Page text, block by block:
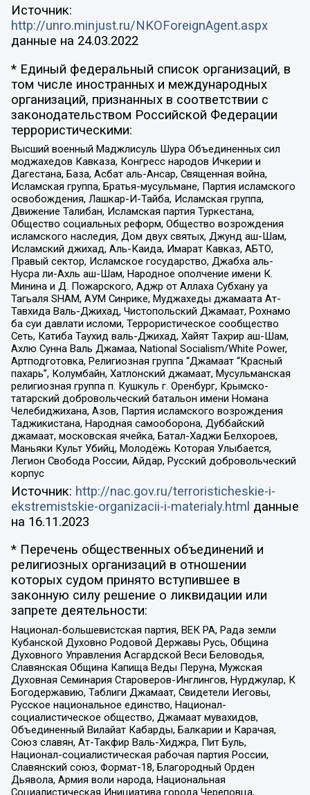
Источник:
http://unro.minjust.ru/NKOForeignAgent.aspx
данные на 24.03.2022
* Единый федеральный список организаций, в
том числе иностранных и международных
организаций, признанных в соответствии с
законодательством Российской Федерации
террористическими:
Высший военный Маджлисуль Шура Объединенных сил
моджахедов Кавказа, Конгресс народов Ичкерии и
Дагестана, База, Асбат аль-Ансар, Священная война,
Исламская группа, Братья-мусульмане, Партия исламского
освобождения, Лашкар-И-Тайба, Исламская группа,
Движение Талибан, Исламская партия Туркестана,
Общество социальных реформ, Общество возрождения
исламского наследия, Дом двух святых, Джунд аш-Шам,
Исламский джихад, Аль-Каида, Имарат Кавказ, АБТО,
Правый сектор, Исламское государство, Джабха аль-
Нусра ли-Ахль аш-Шам, Народное ополчение имени К.
Минина и Д. Пожарского, Аджр от Аллаха Субхану уа
Тагьаля SHAM, АУМ Синрике, Муджахеды джамаата Ат-
Тавхида Валь-Джихад, Чистопольский Джамаат, Рохнамо
ба суи давлати исломи, Террористическое сообщество
Сеть, Катиба Таухид валь-Джихад, Хайят Тахрир аш-Шам,
Ахлю Сунна Валь Джамаа, National Socialism/White Power,
Артподготовка, Религиозная группа “Джамаат “Красный
пахарь”, Колумбайн, Хатлонский джамаат, Мусульманская
религиозная группа п. Кушкуль г. Оренбург, Крымско-
татарский добровольческий батальон имени Номана
Челебиджихана, Азов, Партия исламского возрождения
Таджикистана, Народная самооборона, Дуббайский
джамаат, московская ячейка, Батал-Хаджи Белхороев,
Маньяки Культ Убийц, Молодёжь Которая Улыбается,
Легион Свобода России, Айдар, Русский добровольческий
корпус
Источник: http://nac.gov.ru/terroristicheskie-i-
ekstremistskie-organizacii-i-materialy.html данные
на 16.11.2023
* Перечень общественных объединений и
религиозных организаций в отношении
которых судом принято вступившее в
законную силу решение о ликвидации или
запрете деятельности:
Национал-большевистская партия, ВЕК РА, Рада земли
Кубанской Духовно Родовой Державы Русь, Община
Духовного Управления Асгардской Веси Беловодья,
Славянская Община Капища Веды Перуна, Мужская
Духовная Семинария Староверов-Инглингов, Нурджулар, К
Богодержавию, Таблиги Джамаат, Свидетели Иеговы,
Русское национальное единство, Национал-
социалистическое общество, Джамаат мувахидов,
Объединенный Вилайат Кабарды, Балкарии и Карачая,
Союз славян, Ат-Такфир Валь-Хиджра, Пит Буль,
Национал-социалистическая рабочая партия России,
Славянский союз, Формат-18, Благородный Орден
Дьявола, Армия воли народа, Национальная
Социалистическая Инициатива города Череповца,